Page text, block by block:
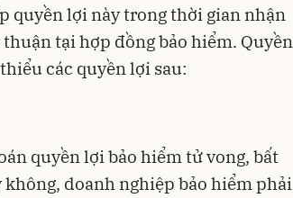
quyền lợi này trong thời gian nhận
tại hợp đồng bảo hiểm. Quyền
các quyền lợi sau:
quyền lợi bảo hiểm tử vong, bất
doanh nghiệp bảo hiểm phải